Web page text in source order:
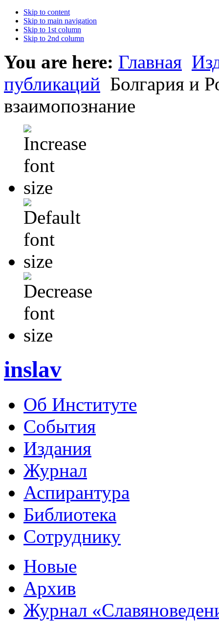
Skip to content
Skip to main navigation
Skip to 1st column
Skip to 2nd column
You are here: Главная
публикаций Болгария и
взаимопознание
inslav
Об Институте
События
Издания
Журнал
Аспирантура
Библиотека
Сотруднику
Новые
Архив
Журнал